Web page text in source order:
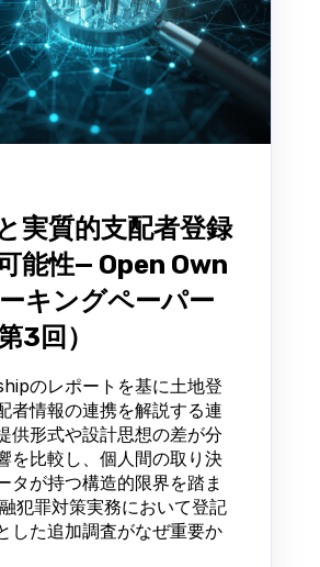
実質的支配者登録
能性— Open Own
キングペーパー
3回）
のレポートを基に土地登
者情報の連携を解説する連
供形式や設計思想の差が分
を比較し、個人間の取り決
タが持つ構造的限界を踏ま
犯罪対策実務において登記
した追加調査がなぜ重要か